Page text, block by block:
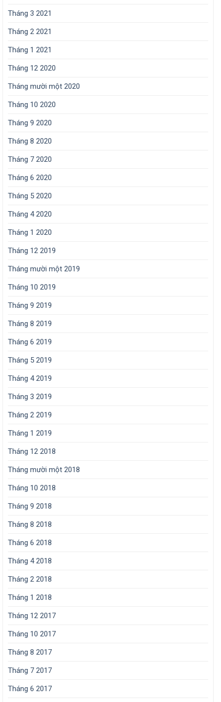
Tháng 3 2021
Tháng 2 2021
Tháng 1 2021
Tháng 12 2020
Tháng mười một 2020
Tháng 10 2020
Tháng 9 2020
Tháng 8 2020
Tháng 7 2020
Tháng 6 2020
Tháng 5 2020
Tháng 4 2020
Tháng 1 2020
Tháng 12 2019
Tháng mười một 2019
Tháng 10 2019
Tháng 9 2019
Tháng 8 2019
Tháng 6 2019
Tháng 5 2019
Tháng 4 2019
Tháng 3 2019
Tháng 2 2019
Tháng 1 2019
Tháng 12 2018
Tháng mười một 2018
Tháng 10 2018
Tháng 9 2018
Tháng 8 2018
Tháng 6 2018
Tháng 4 2018
Tháng 2 2018
Tháng 1 2018
Tháng 12 2017
Tháng 10 2017
Tháng 8 2017
Tháng 7 2017
Tháng 6 2017